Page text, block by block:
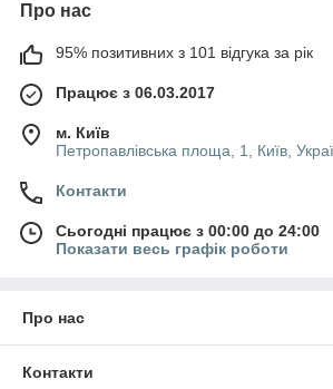
Про нас
95% позитивних з 101 відгука за рік
Працює з 06.03.2017
м. Київ
Петропавлівська площа, 1, Київ,
Контакти
Сьогодні працює з 00:00 до 24:00
Показати весь графік роботи
Про нас
Контакти